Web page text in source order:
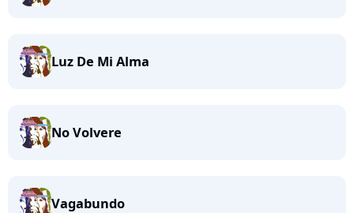
Luz De Mi Alma
No Volvere
Vagabundo